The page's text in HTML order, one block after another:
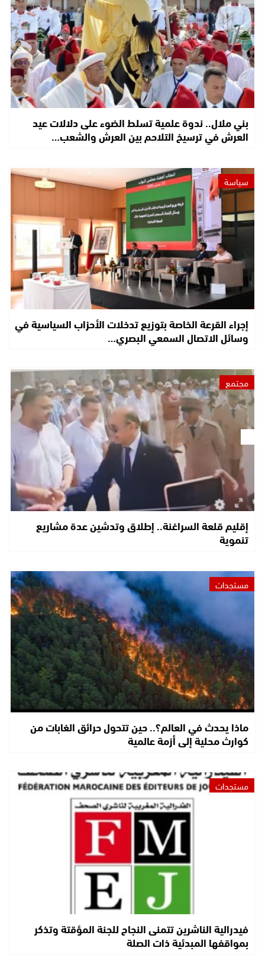
بني ملال.. ندوة علمية تسلط الضوء على دلالات عيد
العرش في ترسيخ التلاحم بين العرش والشعب…
سياسة
إجراء القرعة الخاصة بتوزيع تدخلات الأحزاب السياسية في
وسائل الاتصال السمعي البصري…
مجتمع
إقليم قلعة السراغنة.. إطلاق وتدشين عدة مشاريع
تنموية
مستجدات
ماذا يحدث في العالم؟.. حين تتحول حرائق الغابات من
كوارث محلية إلى أزمة عالمية
مستجدات
فيدرالية الناشرين تتمنى النجاح للجنة المؤقتة وتذكر
بمواقفها المبدئية ذات الصلة